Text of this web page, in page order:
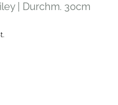
| Durchm. 30cm